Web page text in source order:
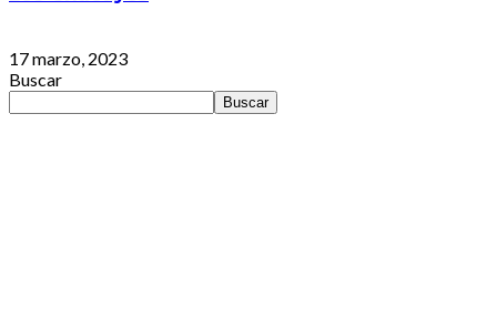
17 marzo, 2023
Buscar
Buscar